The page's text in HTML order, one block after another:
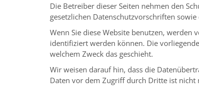
Die Betreiber dieser Seiten nehmen den
gesetzlichen Datenschutzvorschriften
Wenn Sie diese Website benutzen, werden
identifiziert werden können. Die
welchem Zweck das geschieht.
Wir weisen darauf hin, dass die
Daten vor dem Zugriff durch Dritte ist nicht